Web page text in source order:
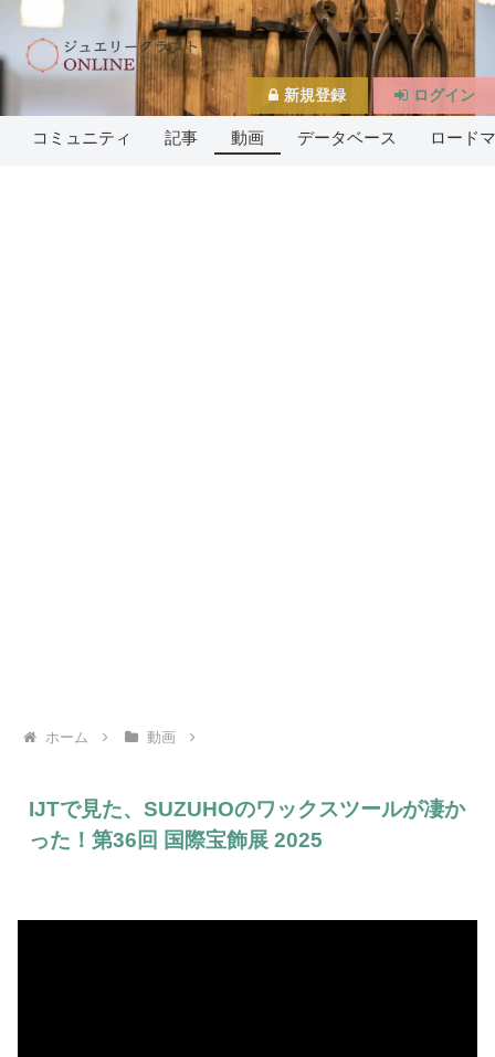
コミュニティ 記事 動画 データベース ロード
ホーム 動画
IJTで見た、SUZUHOのワックスツールが凄か
った！第36回 国際宝飾展 2025
新規登録 ログイン